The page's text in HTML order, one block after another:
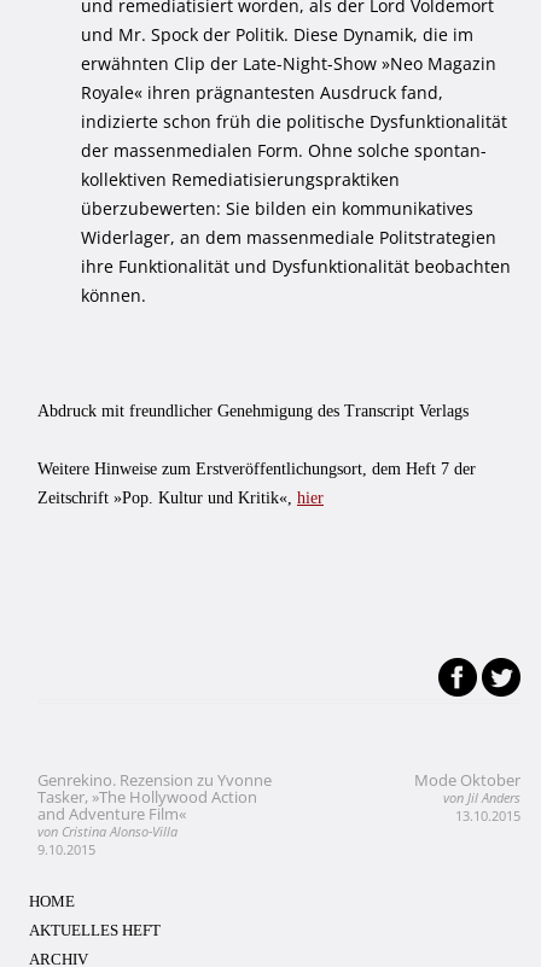
und remediatisiert worden, als der Lord Voldemort
und Mr. Spock der Politik. Diese Dynamik, die im
erwähnten Clip der Late-Night-Show »Neo Magazin
Royale« ihren prägnantesten Ausdruck fand,
indizierte schon früh die politische Dysfunktionalität
der massenmedialen Form. Ohne solche spontan-
kollektiven Remediatisierungspraktiken
überzubewerten: Sie bilden ein kommunikatives
Widerlager, an dem massenmediale Politstrategien
ihre Funktionalität und Dysfunktionalität beobachten
können.
Abdruck mit freundlicher Genehmigung des Transcript Verlags
Weitere Hinweise zum Erstveröffentlichungsort, dem Heft 7 der
Zeitschrift »Pop. Kultur und Kritik«, hier
Beitragsnavigation
Genrekino. Rezension zu Yvonne
Tasker, »The Hollywood Action
and Adventure Film«
von Cristina Alonso-Villa
9.10.2015
Mode Oktober
von Jil Anders
13.10.2015
HOME
AKTUELLES HEFT
ARCHIV